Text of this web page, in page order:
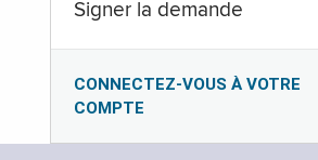
Signer la demande
CONNECTEZ-VOUS À VOTRE
COMPTE